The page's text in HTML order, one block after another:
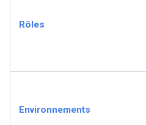
Rôles
Environnements